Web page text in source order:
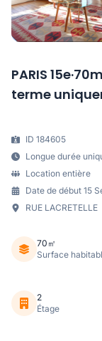
PARIS
terme
ID 184605
Longue durée
Location entière
Date de début 15
RUE LACRETELLE
70㎡
Surface
2
Étage